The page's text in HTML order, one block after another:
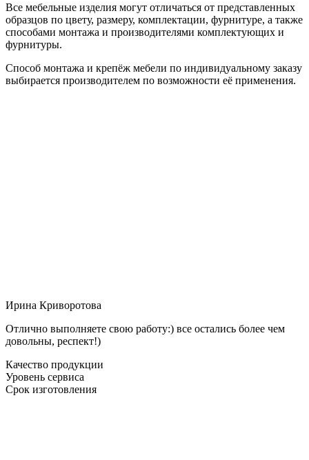
Все мебельные изделия могут отличаться от представленных
образцов по цвету, размеру, комплектации, фурнитуре, а также
способами монтажа и производителями комплектующих и
фурнитуры.
Способ монтажа и крепёж мебели по индивидуальному заказу
выбирается производителем по возможности её применения.
Ирина Криворотова
Отлично выполняете свою работу:) все остались более чем
довольны, респект!)
Качество продукции
Уровень сервиса
Срок изготовления